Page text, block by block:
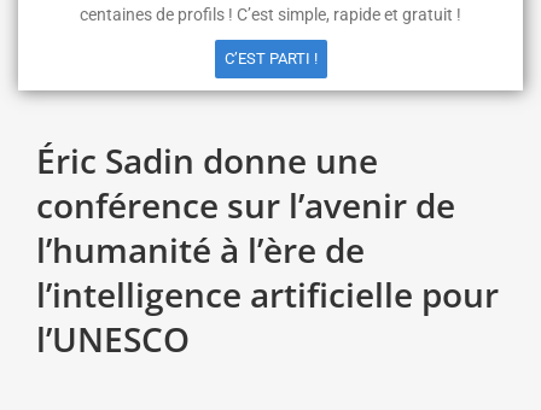
Éric Sadin donne une
conférence sur l’avenir de
l’humanité à l’ère de
l’intelligence artificielle pour
l’UNESCO
centaines de profils ! C’est simple, rapide et gratuit !
C’EST PARTI !